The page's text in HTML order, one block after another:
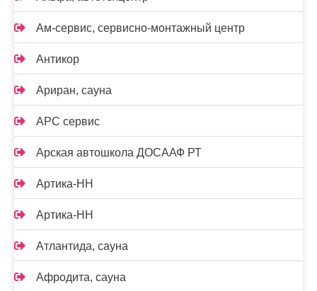
Ам-сервис, сервисно-монтажный центр
Антикор
Ариран, сауна
АРС сервис
Арская автошкола ДОСААФ РТ
Артика-НН
Артика-НН
Атлантида, сауна
Афродита, сауна